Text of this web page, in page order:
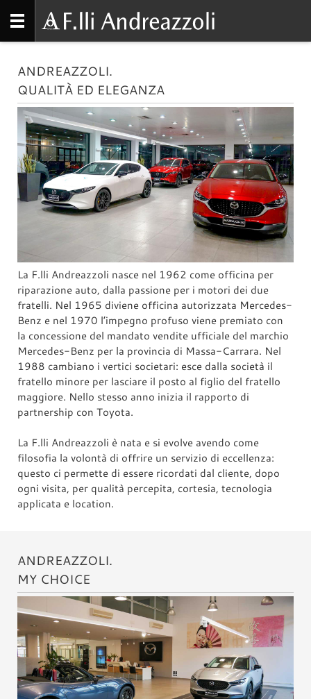
ANDREAZZOLI.
QUALITÀ ED ELEGANZA
La F.lli Andreazzoli nasce nel 1962 come officina per
riparazione auto, dalla passione per i motori dei due
fratelli. Nel 1965 diviene officina autorizzata Mercedes-
Benz e nel 1970 l’impegno profuso viene premiato con
la concessione del mandato vendite ufficiale del marchio
Mercedes-Benz per la provincia di Massa-Carrara. Nel
1988 cambiano i vertici societari: esce dalla società il
fratello minore per lasciare il posto al figlio del fratello
maggiore. Nello stesso anno inizia il rapporto di
partnership con Toyota.
La F.lli Andreazzoli è nata e si evolve avendo come
filosofia la volontà di offrire un servizio di eccellenza:
questo ci permette di essere ricordati dal cliente, dopo
ogni visita, per qualità percepita, cortesia, tecnologia
applicata e location.
ANDREAZZOLI.
MY CHOICE